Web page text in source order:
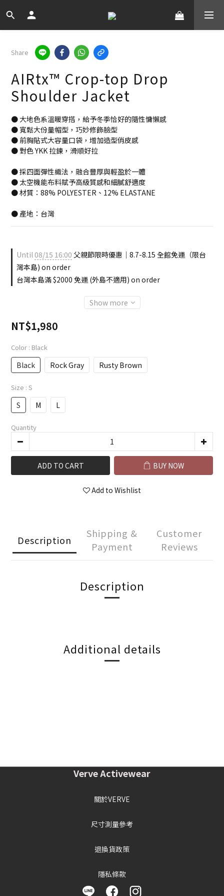
Share
AIRtx™ Crop-top Drop
Shoulder Jacket
● 大地色系溫暖穿搭，給予冬季恰好的隨性慵懶感
● 寬鬆大份量帽型，巧妙修飾臉型
● 前胸貼式大容量口袋，增加造型俏皮感
● 對色 YKK 拉鍊，滑順好拉
● 採四面彈性織法，融合豐厚與輕盈於一體
● 太空機能布料賦予高級質感和細膩舒適度
● 材質：88% POLYESTER、12% ELASTANE
● 產地：台灣
Until08/15 16:00 父親節限時優惠｜8.7-8.15 全館免運（限台
灣本島) on order
台灣本島滿 $2000 免運 (外島不適用) on order
Show more
NT$1,980
Color : Black
Black Rock Gray Rusty Brown
Size : S
S M L
Quantity
ADD TO CART BUY NOW
Add to Wishlist
Description
Shipping &
Payment
Customer
Reviews
Description
Additional details
Verve Activewear
關於VERVE
尺寸測量參考
退換貨政策
隱私條款